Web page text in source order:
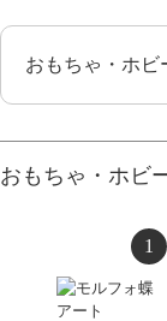
おもちゃ・ホビ
おもちゃ・ホビ
1